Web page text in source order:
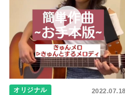
オリジナル 2022.07.18